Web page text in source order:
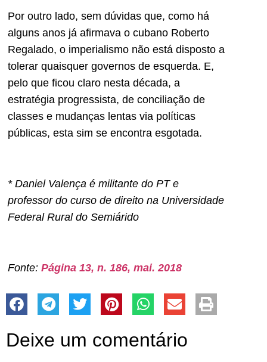
Por outro lado, sem dúvidas que, como há
alguns anos já afirmava o cubano Roberto
Regalado, o imperialismo não está disposto a
tolerar quaisquer governos de esquerda. E,
pelo que ficou claro nesta década, a
estratégia progressista, de conciliação de
classes e mudanças lentas via políticas
públicas, esta sim se encontra esgotada.
* Daniel Valença é militante do PT e
professor do curso de direito na Universidade
Federal Rural do Semiárido
Fonte: Página 13, n. 186, mai. 2018
Deixe um comentário